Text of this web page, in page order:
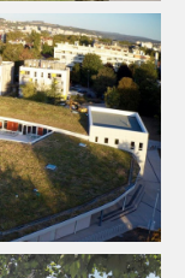
Structure VRD